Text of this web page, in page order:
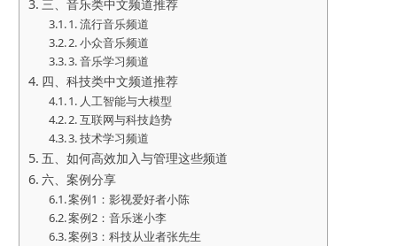
三、音乐类中文频道推荐
1. 流行音乐频道
2. 小众音乐频道
3. 音乐学习频道
四、科技类中文频道推荐
1. 人工智能与大模型
2. 互联网与科技趋势
3. 技术学习频道
五、如何高效加入与管理这些频道
六、案例分享
案例1：影视爱好者小陈
案例2：音乐迷小李
案例3：科技从业者张先生